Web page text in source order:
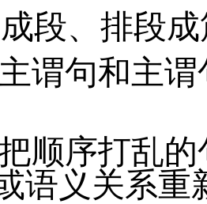
段、排段
谓句和主
顺序打乱
语义关系重